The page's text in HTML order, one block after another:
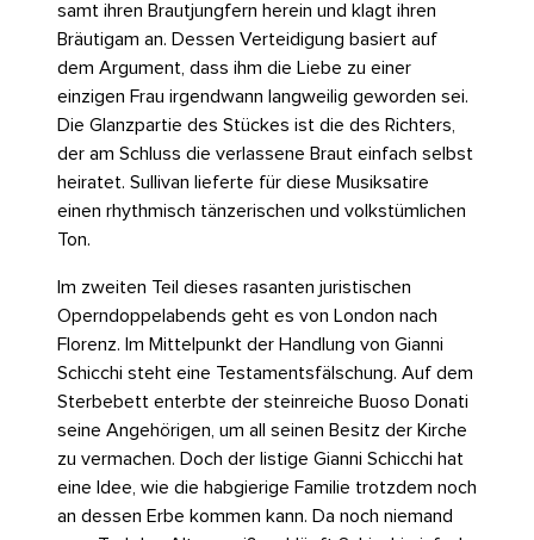
samt ihren Brautjungfern herein und klagt ihren
Bräutigam an. Dessen Verteidigung basiert auf
dem Argument, dass ihm die Liebe zu einer
einzigen Frau irgendwann langweilig geworden sei.
Die Glanzpartie des Stückes ist die des Richters,
der am Schluss die verlassene Braut einfach selbst
heiratet. Sullivan lieferte für diese Musiksatire
einen rhythmisch tänzerischen und volkstümlichen
Ton.
Im zweiten Teil dieses rasanten juristischen
Operndoppelabends geht es von London nach
Florenz. Im Mittelpunkt der Handlung von Gianni
Schicchi steht eine Testamentsfälschung. Auf dem
Sterbebett enterbte der steinreiche Buoso Donati
seine Angehörigen, um all seinen Besitz der Kirche
zu vermachen. Doch der listige Gianni Schicchi hat
eine Idee, wie die habgierige Familie trotzdem noch
an dessen Erbe kommen kann. Da noch niemand